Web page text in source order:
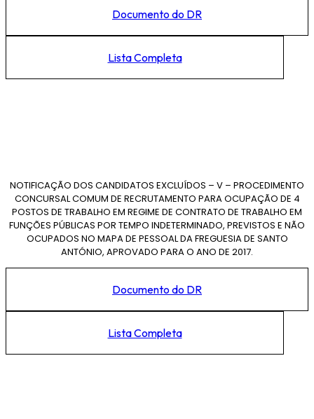
Documento do DR
Lista Completa
NOTIFICAÇÃO DOS CANDIDATOS EXCLUÍDOS – V – PROCEDIMENTO
CONCURSAL COMUM DE RECRUTAMENTO PARA OCUPAÇÃO DE 4
POSTOS DE TRABALHO EM REGIME DE CONTRATO DE TRABALHO EM
FUNÇÕES PÚBLICAS POR TEMPO INDETERMINADO, PREVISTOS E NÃO
OCUPADOS NO MAPA DE PESSOAL DA FREGUESIA DE SANTO
ANTÓNIO, APROVADO PARA O ANO DE 2017.
Documento do DR
Lista Completa